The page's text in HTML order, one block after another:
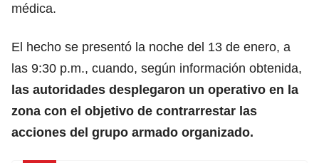
médica.
El hecho se presentó la noche del 13 de enero, a
las 9:30 p.m., cuando, según información obtenida,
las autoridades desplegaron un operativo en la
zona con el objetivo de contrarrestar las
acciones del grupo armado organizado.